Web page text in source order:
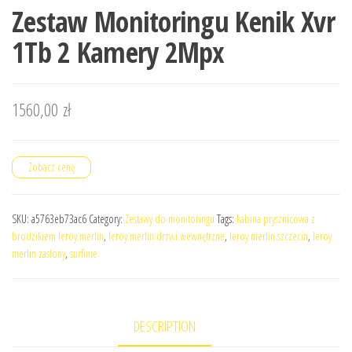
Zestaw Monitoringu Kenik Xvr
1Tb 2 Kamery 2Mpx
1560,00 zł
Zobacz cenę
SKU: a5763eb73ac6 Category: Zestawy do monitoringu Tags: kabina prysznicowa z
brodzikiem leroy merlin, leroy merlin drzwi wewnętrzne, leroy merlin szczecin, leroy
merlin zasłony, surfinie
DESCRIPTION